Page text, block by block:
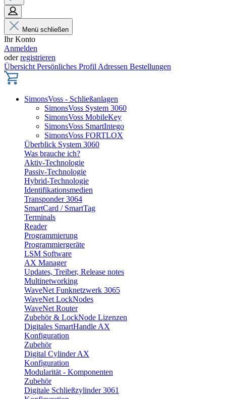
Menü schließen
Ihr Konto
Anmelden
oderregistrieren
Übersicht Persönliches Profil Adressen Bestellungen
SimonsVoss - Schließanlagen
SimonsVoss System 3060
SimonsVoss MobileKey
SimonsVoss SmartIntego
SimonsVoss FORTLOX
Überblick System 3060
Was brauche ich?
Aktiv-Technologie
Passiv-Technologie
Hybrid-Technologie
Identifikationsmedien
Transponder 3064
SmartCard / SmartTag
Terminals
Reader
Programmierung
Programmiergeräte
LSM Software
AX Manager
Updates, Treiber, Release notes
Multinetworking
WaveNet Funknetzwerk 3065
WaveNet LockNodes
WaveNet Router
Zubehör & LockNode Lizenzen
Digitales SmartHandle AX
Konfiguration
Zubehör
Digital Cylinder AX
Konfiguration
Modularität - Komponenten
Zubehör
Digitale Schließzylinder 3061